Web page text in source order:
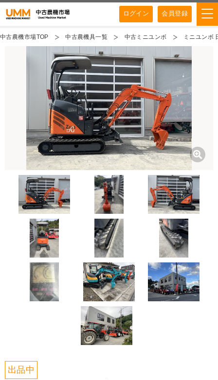
ログイン 会員登録
中古農機市場TOP 中古農機具一覧 中古ミニユンボ ミニユンボ
出品中